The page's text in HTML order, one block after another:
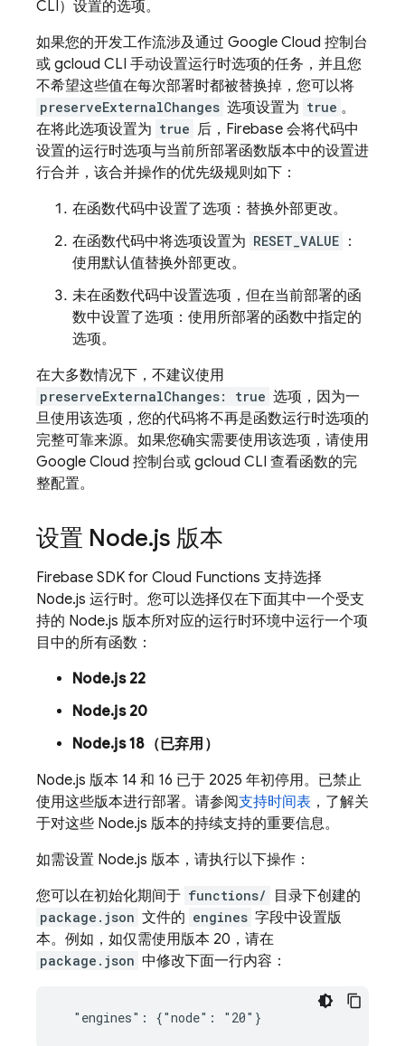
CLI）设置的选项。
如果您的开发工作流涉及通过 Google Cloud 控制台
或 gcloud CLI 手动设置运行时选项的任务，并且您
不希望这些值在每次部署时都被替换掉，您可以将
preserveExternalChanges 选项设置为 true 。
在将此选项设置为 true 后，Firebase 会将代码中
设置的运行时选项与当前所部署函数版本中的设置进
行合并，该合并操作的优先级规则如下：
在函数代码中设置了选项：替换外部更改。
在函数代码中将选项设置为 RESET_VALUE ：
使用默认值替换外部更改。
未在函数代码中设置选项，但在当前部署的函
数中设置了选项：使用所部署的函数中指定的
选项。
在大多数情况下，不建议使用
preserveExternalChanges: true 选项，因为一
旦使用该选项，您的代码将不再是函数运行时选项的
完整可靠来源。 如果您确实需要使用该选项，请使用
Google Cloud 控制台或 gcloud CLI 查看函数的完
整配置。
设置 Node.js 版本
Firebase SDK for Cloud Functions 支持选择
Node.js 运行时。您可以选择仅在下面其中一个受支
持的 Node.js 版本所对应的运行时环境中运行一个项
目中的所有函数：
Node.js 22
Node.js 20
Node.js 18（已弃用）
Node.js 版本 14 和 16 已于 2025 年初停用。已禁止
使用这些版本进行部署。请参阅支持时间表 ，了解关
于对这些 Node.js 版本的持续支持的重要信息。
如需设置 Node.js 版本，请执行以下操作：
您可以在初始化期间于 functions/ 目录下创建的
package.json 文件的 engines 字段中设置版
本。例如，如仅需使用版本 20，请在
package.json 中修改下面一行内容：